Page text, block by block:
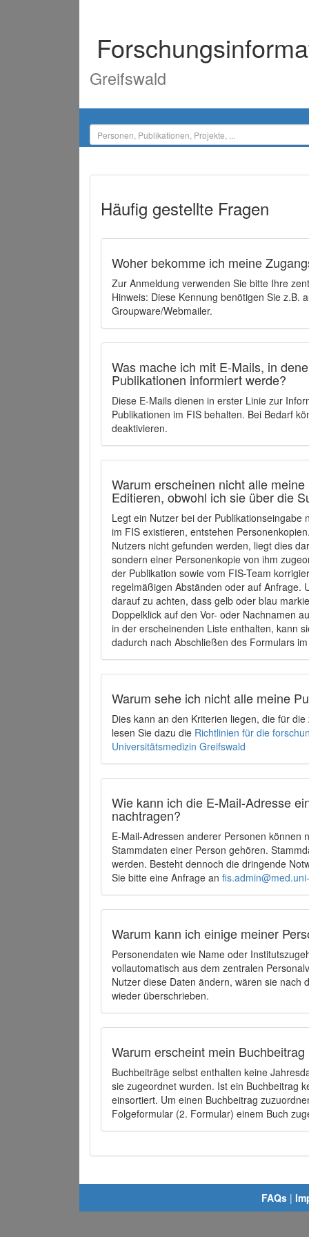
Greifswald
Häufig gestellte Fragen
Woher bekomme ich meine
Zur Anmeldung verwenden Sie bitte Ihre
Hinweis: Diese Kennung benötigen Sie z.B.
Groupware/Webmailer.
Was mache ich mit E-Mails, in
Publikationen informiert werde?
Diese E-Mails dienen in erster Linie zur
Publikationen im FIS behalten. Bei Bedarf
deaktivieren.
Warum erscheinen nicht alle
Editieren, obwohl ich sie über die
Legt ein Nutzer bei der
im FIS existieren, entstehen
Nutzers nicht gefunden werden, liegt dies
sondern einer Personenkopie von ihm
der Publikation sowie vom FIS-Team
regelmäßigen Abständen oder auf Anfrage.
darauf zu achten, dass gelb oder blau
Doppelklick auf den Vor- oder Nachnamen
in der erscheinenden Liste enthalten, kann
dadurch nach Abschließen des Formulars
Warum sehe ich nicht alle meine
Dies kann an den Kriterien liegen, die für
lesen Sie dazu die Richtlinien für die
Universitätsmedizin Greifswald
Wie kann ich die E-Mail-Adresse
nachtragen?
E-Mail-Adressen anderer Personen können
Stammdaten einer Person gehören.
werden. Besteht dennoch die dringende
Sie bitte eine Anfrage an
Warum kann ich einige meiner
Personendaten wie Name oder
vollautomatisch aus dem zentralen
Nutzer diese Daten ändern, wären sie
wieder überschrieben.
Warum erscheint mein
Buchbeiträge selbst enthalten keine
sie zugeordnet wurden. Ist ein Buchbeitrag
einsortiert. Um einen Buchbeitrag
Folgeformular (2. Formular) einem Buch
FAQs |